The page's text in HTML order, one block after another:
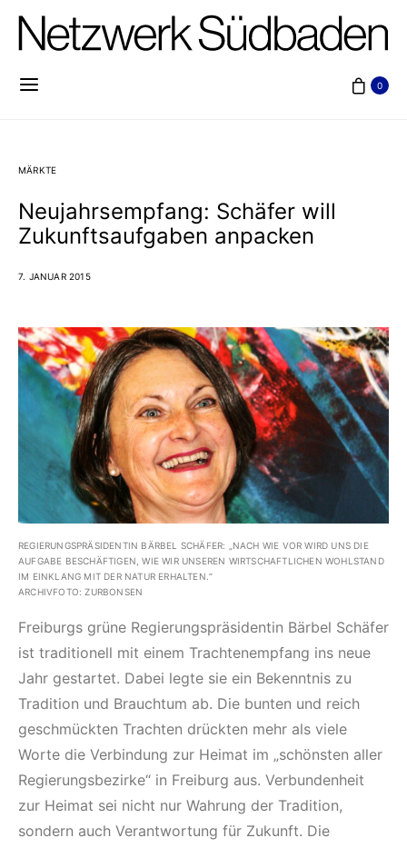
0
MÄRKTE
Neujahrsempfang: Schäfer will
Zukunftsaufgaben anpacken
7. JANUAR 2015
REGIERUNGSPRÄSIDENTIN BÄRBEL SCHÄFER: „NACH WIE VOR WIRD UNS DIE
AUFGABE BESCHÄFTIGEN, WIE WIR UNSEREN WIRTSCHAFTLICHEN WOHLSTAND
IM EINKLANG MIT DER NATUR ERHALTEN.“
ARCHIVFOTO: ZURBONSEN
Freiburgs grüne Regierungspräsidentin Bärbel Schäfer
ist traditionell mit einem Trachtenempfang ins neue
Jahr gestartet. Dabei legte sie ein Bekenntnis zu
Tradition und Brauchtum ab. Die bunten und reich
geschmückten Trachten drückten mehr als viele
Worte die Verbindung zur Heimat im „schönsten aller
Regierungsbezirke“ in Freiburg aus. Verbundenheit
zur Heimat sei nicht nur Wahrung der Tradition,
sondern auch Verantwortung für Zukunft. Die